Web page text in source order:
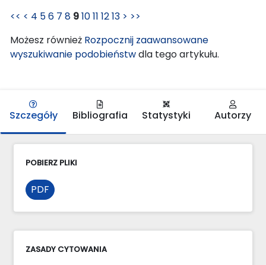
<< < 4 56 7 8 91011 1213 > >>
Możesz również Rozpocznij zaawansowane
wyszukiwanie podobieństwdla tego artykułu.
Szczegóły Bibliografia Statystyki Autorzy
POBIERZ PLIKI
PDF
ZASADY CYTOWANIA